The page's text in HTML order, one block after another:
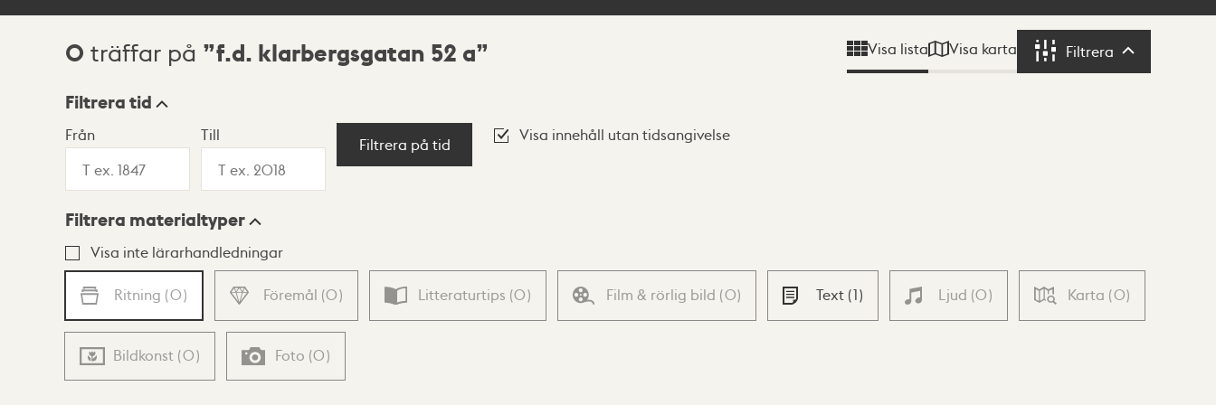
Sökresultat
0 träffar på f.d. klarbergsgatan 52 a Visa lista Visa karta Filtrera Filtrera
Visningsläge
Lista Karta
Filtrera tid
Från Till
Filtrera på tid
Visa innehåll utan tidsangivelse
Filtrera materialtyper
Visa inte lärarhandledningar
Ritning (0) Föremål (0) Litteraturtips (0) Film & rörlig bild (0) Text (1) Ljud (0) Karta (0)
Bildkonst (0) Foto (0)